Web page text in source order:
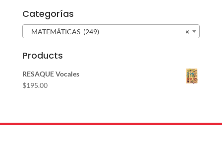
Categorías
×
MATEMÁTICAS (249)
Products
RESAQUE Vocales
$195.00